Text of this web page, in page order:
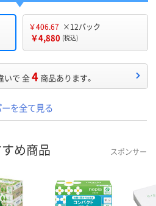
￥406.67 ×12パック
￥4,880 (税込)
いで 全4 商品あります。
を全て見る
め商品 スポンサー